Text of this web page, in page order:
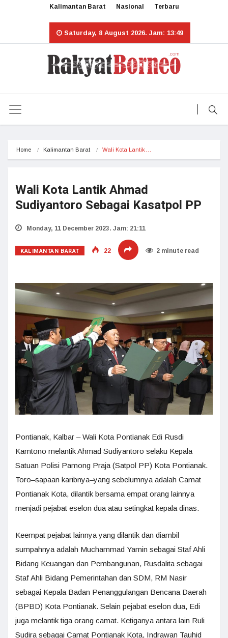
Kalimantan Barat Nasional Terbaru
Saturday, 8 August 2026. Jam: 13:49
Home Kalimantan Barat Wali Kota Lantik…
Wali Kota Lantik Ahmad
Sudiyantoro Sebagai Kasatpol PP
Monday, 11 December 2023. Jam: 21:11
KALIMANTAN BARAT 22 2 minute read
Pontianak, Kalbar – Wali Kota Pontianak Edi Rusdi
Kamtono melantik Ahmad Sudiyantoro selaku Kepala
Satuan Polisi Pamong Praja (Satpol PP) Kota Pontianak.
Toro–sapaan karibnya–yang sebelumnya adalah Camat
Pontianak Kota, dilantik bersama empat orang lainnya
menjadi pejabat eselon dua atau setingkat kepala dinas.
Keempat pejabat lainnya yang dilantik dan diambil
sumpahnya adalah Muchammad Yamin sebagai Staf Ahli
Bidang Keuangan dan Pembangunan, Rusdalita sebagai
Staf Ahli Bidang Pemerintahan dan SDM, RM Nasir
sebagai Kepala Badan Penanggulangan Bencana Daerah
(BPBD) Kota Pontianak. Selain pejabat eselon dua, Edi
juga melantik tiga orang camat. Ketiganya antara lain Ruli
Sudira sebagai Camat Pontianak Kota, Indrawan Tauhid